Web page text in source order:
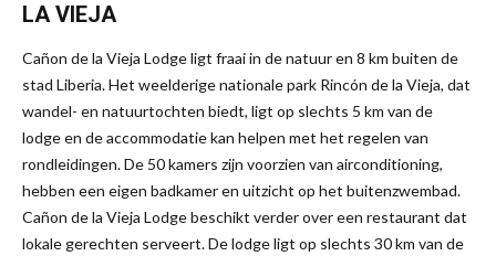
LA VIEJA
Cañon de la Vieja Lodge ligt fraai in de natuur en 8 km buiten de
stad Liberia. Het weelderige nationale park Rincón de la Vieja, dat
wandel- en natuurtochten biedt, ligt op slechts 5 km van de
lodge en de accommodatie kan helpen met het regelen van
rondleidingen. De 50 kamers zijn voorzien van airconditioning,
hebben een eigen badkamer en uitzicht op het buitenzwembad.
Cañon de la Vieja Lodge beschikt verder over een restaurant dat
lokale gerechten serveert. De lodge ligt op slechts 30 km van de